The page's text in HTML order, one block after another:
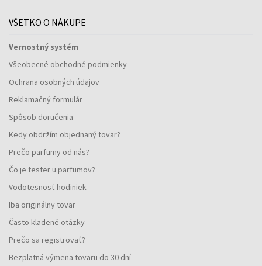
VŠETKO O NÁKUPE
Vernostný systém
Všeobecné obchodné podmienky
Ochrana osobných údajov
Reklamačný formulár
Spôsob doručenia
Kedy obdržím objednaný tovar?
Prečo parfumy od nás?
Čo je tester u parfumov?
Vodotesnosť hodiniek
Iba originálny tovar
Často kladené otázky
Prečo sa registrovať?
Bezplatná výmena tovaru do 30 dní